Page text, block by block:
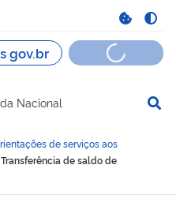
Nacional
de serviços aos
Transferência de saldo de